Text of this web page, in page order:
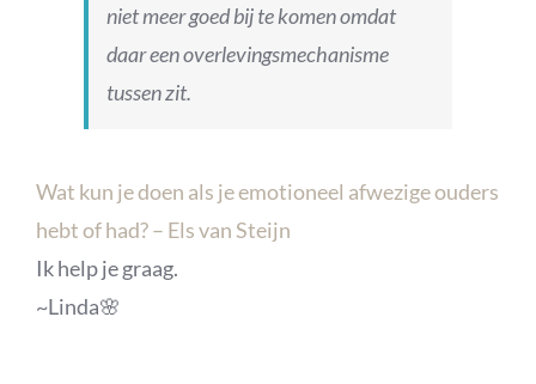
niet meer goed bij te komen omdat
daar een overlevingsmechanisme
tussen zit.
Wat kun je doen als je emotioneel afwezige ouders
hebt of had? – Els van Steijn
Ik help je graag.
~Linda🌸